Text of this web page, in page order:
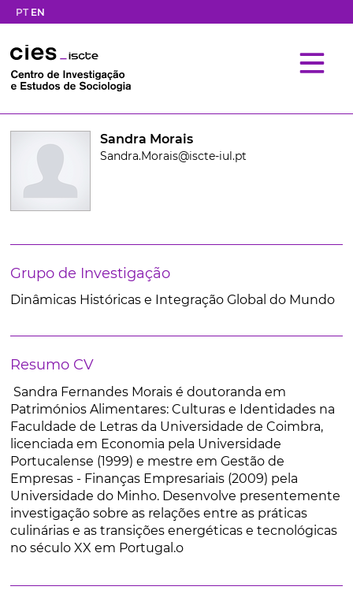
PT EN
Sandra Morais
Sandra.Morais@iscte-iul.pt
Grupo de Investigação
Dinâmicas Históricas e Integração Global do Mundo
Resumo CV
Sandra Fernandes Morais é doutoranda em
Patrimónios Alimentares: Culturas e Identidades na
Faculdade de Letras da Universidade de Coimbra,
licenciada em Economia pela Universidade
Portucalense (1999) e mestre em Gestão de
Empresas - Finanças Empresariais (2009) pela
Universidade do Minho. Desenvolve presentemente
investigação sobre as relações entre as práticas
culinárias e as transições energéticas e tecnológicas
no século XX em Portugal.o